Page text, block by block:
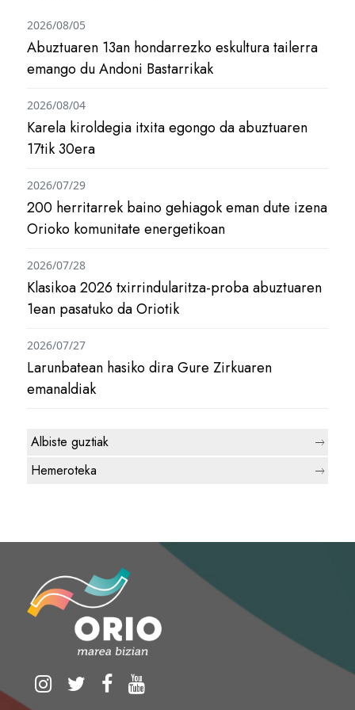
Abuztuaren 13an hondarrezko eskultura tailerra
emango du Andoni Bastarrikak
2026/08/05
Karela kiroldegia itxita egongo da abuztuaren
17tik 30era
2026/08/04
200 herritarrek baino gehiagok eman dute izena
Orioko komunitate energetikoan
2026/07/29
Klasikoa 2026 txirrindularitza-proba abuztuaren
1ean pasatuko da Oriotik
2026/07/28
Larunbatean hasiko dira Gure Zirkuaren
emanaldiak
2026/07/27
Albiste guztiak
Hemeroteka